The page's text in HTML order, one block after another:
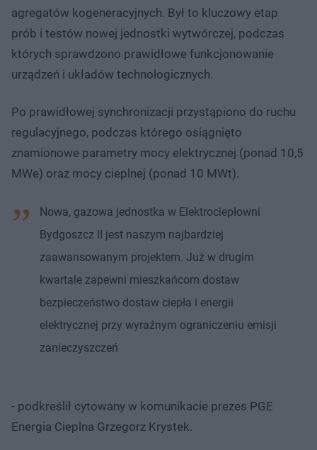
agregatów kogeneracyjnych. Był to kluczowy etap
prób i testów nowej jednostki wytwórczej, podczas
których sprawdzono prawidłowe funkcjonowanie
urządzeń i układów technologicznych.
Po prawidłowej synchronizacji przystąpiono do ruchu
regulacyjnego, podczas którego osiągnięto
znamionowe parametry mocy elektrycznej (ponad 10,5
MWe) oraz mocy cieplnej (ponad 10 MWt).
Nowa, gazowa jednostka w Elektrociepłowni
Bydgoszcz II jest naszym najbardziej
zaawansowanym projektem. Już w drugim
kwartale zapewni mieszkańcom dostaw
bezpieczeństwo dostaw ciepła i energii
elektrycznej przy wyraźnym ograniczeniu emisji
zanieczyszczeń
- podkreślił cytowany w komunikacie prezes PGE
Energia Cieplna Grzegorz Krystek.